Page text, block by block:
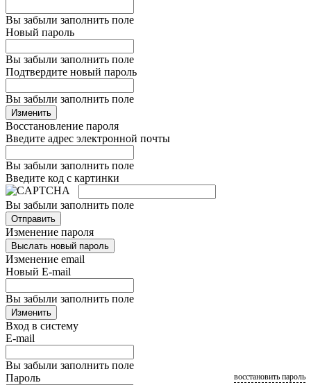
Вы забыли заполнить поле
Новый пароль
Вы забыли заполнить поле
Подтвердите новый пароль
Вы забыли заполнить поле
Изменить
Восстановление пароля
Введите адрес электронной почты
Вы забыли заполнить поле
Введите код с картинки
Вы забыли заполнить поле
Отправить
Изменение пароля
Выслать новый пароль
Изменение email
Новый E-mail
Вы забыли заполнить поле
Изменить
Вход в систему
E-mail
Вы забыли заполнить поле
Пароль
восстановить пароль